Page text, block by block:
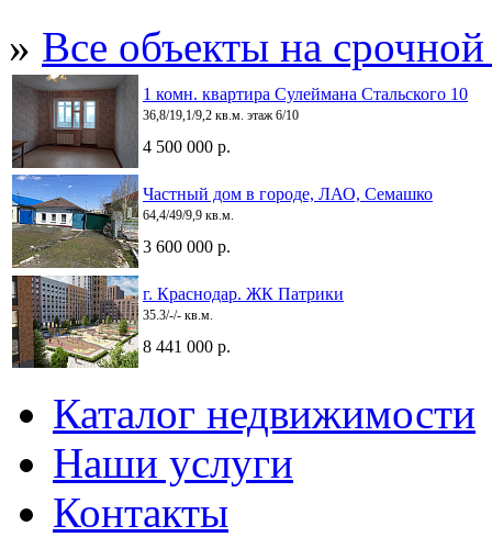
» Все объекты на
1 комн. квартира Сулеймана Стальского 10
36,8/19,1/9,2 кв.м. этаж 6/10
4 500 000 р.
Частный дом в городе, ЛАО, Семашко
64,4/49/9,9 кв.м.
3 600 000 р.
г. Краснодар. ЖК Патрики
35.3/-/- кв.м.
8 441 000 р.
Каталог недвижимости
Наши услуги
Контакты